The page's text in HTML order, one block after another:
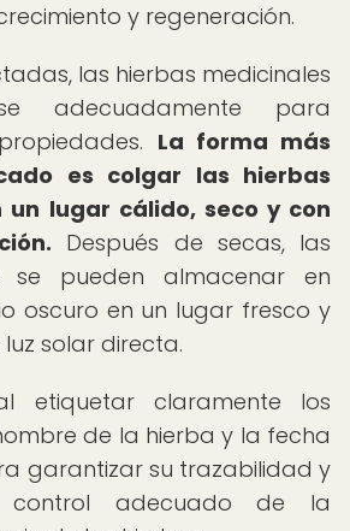
y regeneración.
las hierbas medicinales
adecuadamente para
La forma más
es colgar las hierbas
lugar cálido, seco y con
Después de secas, las
se pueden almacenar en
oscuro en un lugar fresco y
solar directa.
etiquetar claramente los
de la hierba y la fecha
garantizar su trazabilidad y
control adecuado de la